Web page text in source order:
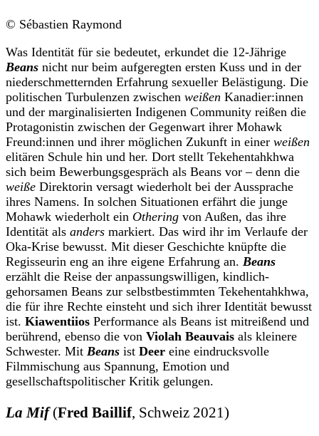
© Sébastien Raymond
Was Identität für sie bedeutet, erkundet die 12-Jährige
Beans nicht nur beim aufgeregten ersten Kuss und in der
niederschmetternden Erfahrung sexueller Belästigung. Die
politischen Turbulenzen zwischen weißen Kanadier:innen
und der marginalisierten Indigenen Community reißen die
Protagonistin zwischen der Gegenwart ihrer Mohawk
Freund:innen und ihrer möglichen Zukunft in einer weißen
elitären Schule hin und her. Dort stellt Tekehentahkhwa
sich beim Bewerbungsgespräch als Beans vor – denn die
weiße Direktorin versagt wiederholt bei der Aussprache
ihres Namens. In solchen Situationen erfährt die junge
Mohawk wiederholt ein Othering von Außen, das ihre
Identität als anders markiert. Das wird ihr im Verlaufe der
Oka-Krise bewusst. Mit dieser Geschichte knüpfte die
Regisseurin eng an ihre eigene Erfahrung an. Beans
erzählt die Reise der anpassungswilligen, kindlich-
gehorsamen Beans zur selbstbestimmten Tekehentahkhwa,
die für ihre Rechte einsteht und sich ihrer Identität bewusst
ist. Kiawentiios Performance als Beans ist mitreißend und
berührend, ebenso die von Violah Beauvais als kleinere
Schwester. Mit Beans ist Deer eine eindrucksvolle
Filmmischung aus Spannung, Emotion und
gesellschaftspolitischer Kritik gelungen.
La Mif(Fred Baillif, Schweiz 2021)